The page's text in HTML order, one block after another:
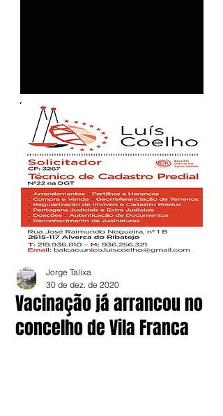
Vacinação já arrancou no
concelho de Vila Franca
Jorge Talixa
30 de dez. de 2020